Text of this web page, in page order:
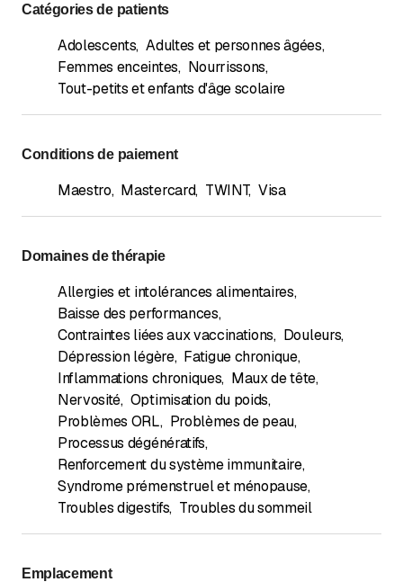
Catégories de patients
Adolescents, Adultes et personnes âgées,
Femmes enceintes, Nourrissons,
Tout-petits et enfants d'âge scolaire
Conditions de paiement
Maestro, Mastercard, TWINT, Visa
Domaines de thérapie
Allergies et intolérances alimentaires,
Baisse des performances,
Contraintes liées aux vaccinations, Douleurs,
Dépression légère, Fatigue chronique,
Inflammations chroniques, Maux de tête,
Nervosité, Optimisation du poids,
Problèmes ORL, Problèmes de peau,
Processus dégénératifs,
Renforcement du système immunitaire,
Syndrome prémenstruel et ménopause,
Troubles digestifs, Troubles du sommeil
Emplacement